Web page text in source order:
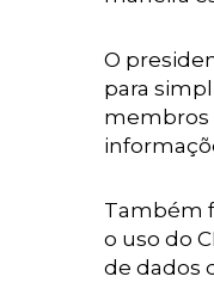
O
para
membros
Também
o uso do
de dados